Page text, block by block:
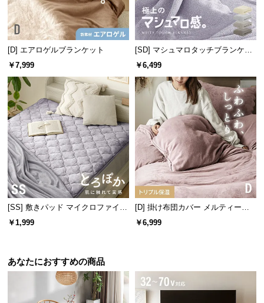
設
置
サ
ー
ビ
ス
つ
い
て
搬
入
経
路
に
つ
[D] エアロゲルブランケット
￥7,999
[SD] マシュマロタッチブランケッ
ト
￥6,499
[SS] 敷きパッド マイクロファイバ
ー
￥1,999
[D] 掛け布団カバー メルティータ
ッチ マイクロファイバー
￥6,999
あなたにおすすめの商品